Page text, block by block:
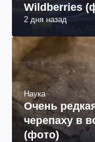
Wildberries
2 дня назад
Наука
Очень
черепаху в
(фото)